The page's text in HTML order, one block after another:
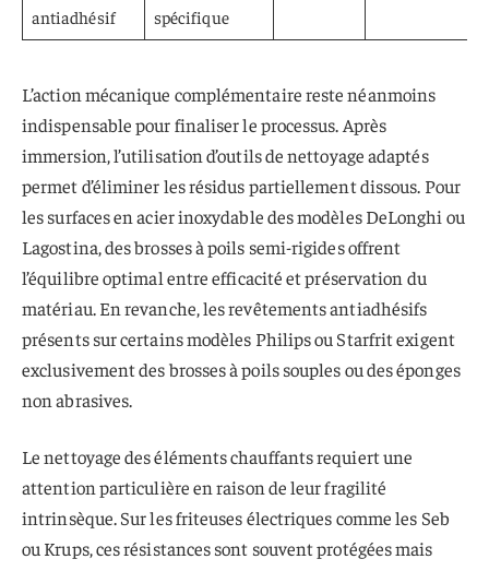
antiadhésif
spécifique
L’action mécanique complémentaire reste néanmoins
indispensable pour finaliser le processus. Après
immersion, l’utilisation d’outils de nettoyage adaptés
permet d’éliminer les résidus partiellement dissous. Pour
les surfaces en acier inoxydable des modèles DeLonghi ou
Lagostina, des brosses à poils semi-rigides offrent
l’équilibre optimal entre efficacité et préservation du
matériau. En revanche, les revêtements antiadhésifs
présents sur certains modèles Philips ou Starfrit exigent
exclusivement des brosses à poils souples ou des éponges
non abrasives.
Le nettoyage des éléments chauffants requiert une
attention particulière en raison de leur fragilité
intrinsèque. Sur les friteuses électriques comme les Seb
ou Krups, ces résistances sont souvent protégées mais